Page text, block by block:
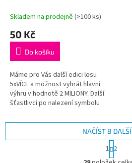
Skladem na prodejně (>100 ks)
50 Kč
Do košíku
Máme pro Vás další edici losu
5xVÍCE a možnost vyhrát hlavní
výhru v hodnotě 2 MILIONY. Další
šťastlivci po nalezení symbolu
po tímto symbolem...
O
NAČÍST 8
S
t
r
1 2